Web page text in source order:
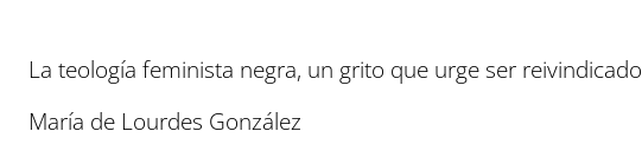
La teología feminista negra, un grito que urge ser reivindicado
María de Lourdes González